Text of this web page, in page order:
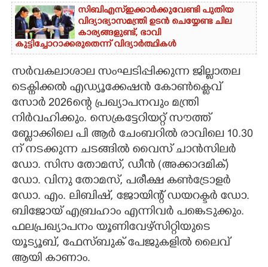
CONTACT US
സിബിഎസ്ഇക്കാർക്കുവേണ്ടി പുതിയ
വിദ്യാഭ്യാസമന്ത്രി ഉടൻ ചെയ്യേണ്ട ചില
കാര്യങ്ങളുണ്ട്, ഭാവി
കുട്ടിച്ചോറാക്കരുതെന്ന് വിദ്യാർത്ഥികൾ
സർവകലാശാല സംഘടിപ്പിക്കുന്ന ജില്ലാതല
ടെക്നിക്കൽ എഡ്യൂക്കേഷൻ കോൺക്ലെവ്
സോർ 2026ന്റെ പ്രഖ്യാപനവും മന്ത്രി
നിർവഹിക്കും. സെക്രട്ടേറിയറ്റ് സൗത്ത്
ബ്ലോക്കിലെ പി ആർ ചേംബറിൽ രാവിലെ 10.30
ന് നടക്കുന്ന ചടങ്ങിൽ വൈസ് ചാൻസിലർ
ഡോ. സിസ തോമസ്, ഡീൻ (അക്കാദമിക്)
ഡോ. വിനു തോമസ്, പരീക്ഷ കൺട്രോളർ
ഡോ. എം. ലിബിഷ്, ജോയിന്റ് ഡയറക്ടർ ഡോ.
ബിജോയ് എബ്രഹാം എന്നിവർ പങ്കെടുക്കും.
ഫലപ്രഖ്യാപനം യൂണിവേഴ്സിറ്റിയുടെ
യൂട്യൂബ്, ഫേസ്ബുക് പേജുകളിൽ ലൈവ്
ആയി കാണാം.